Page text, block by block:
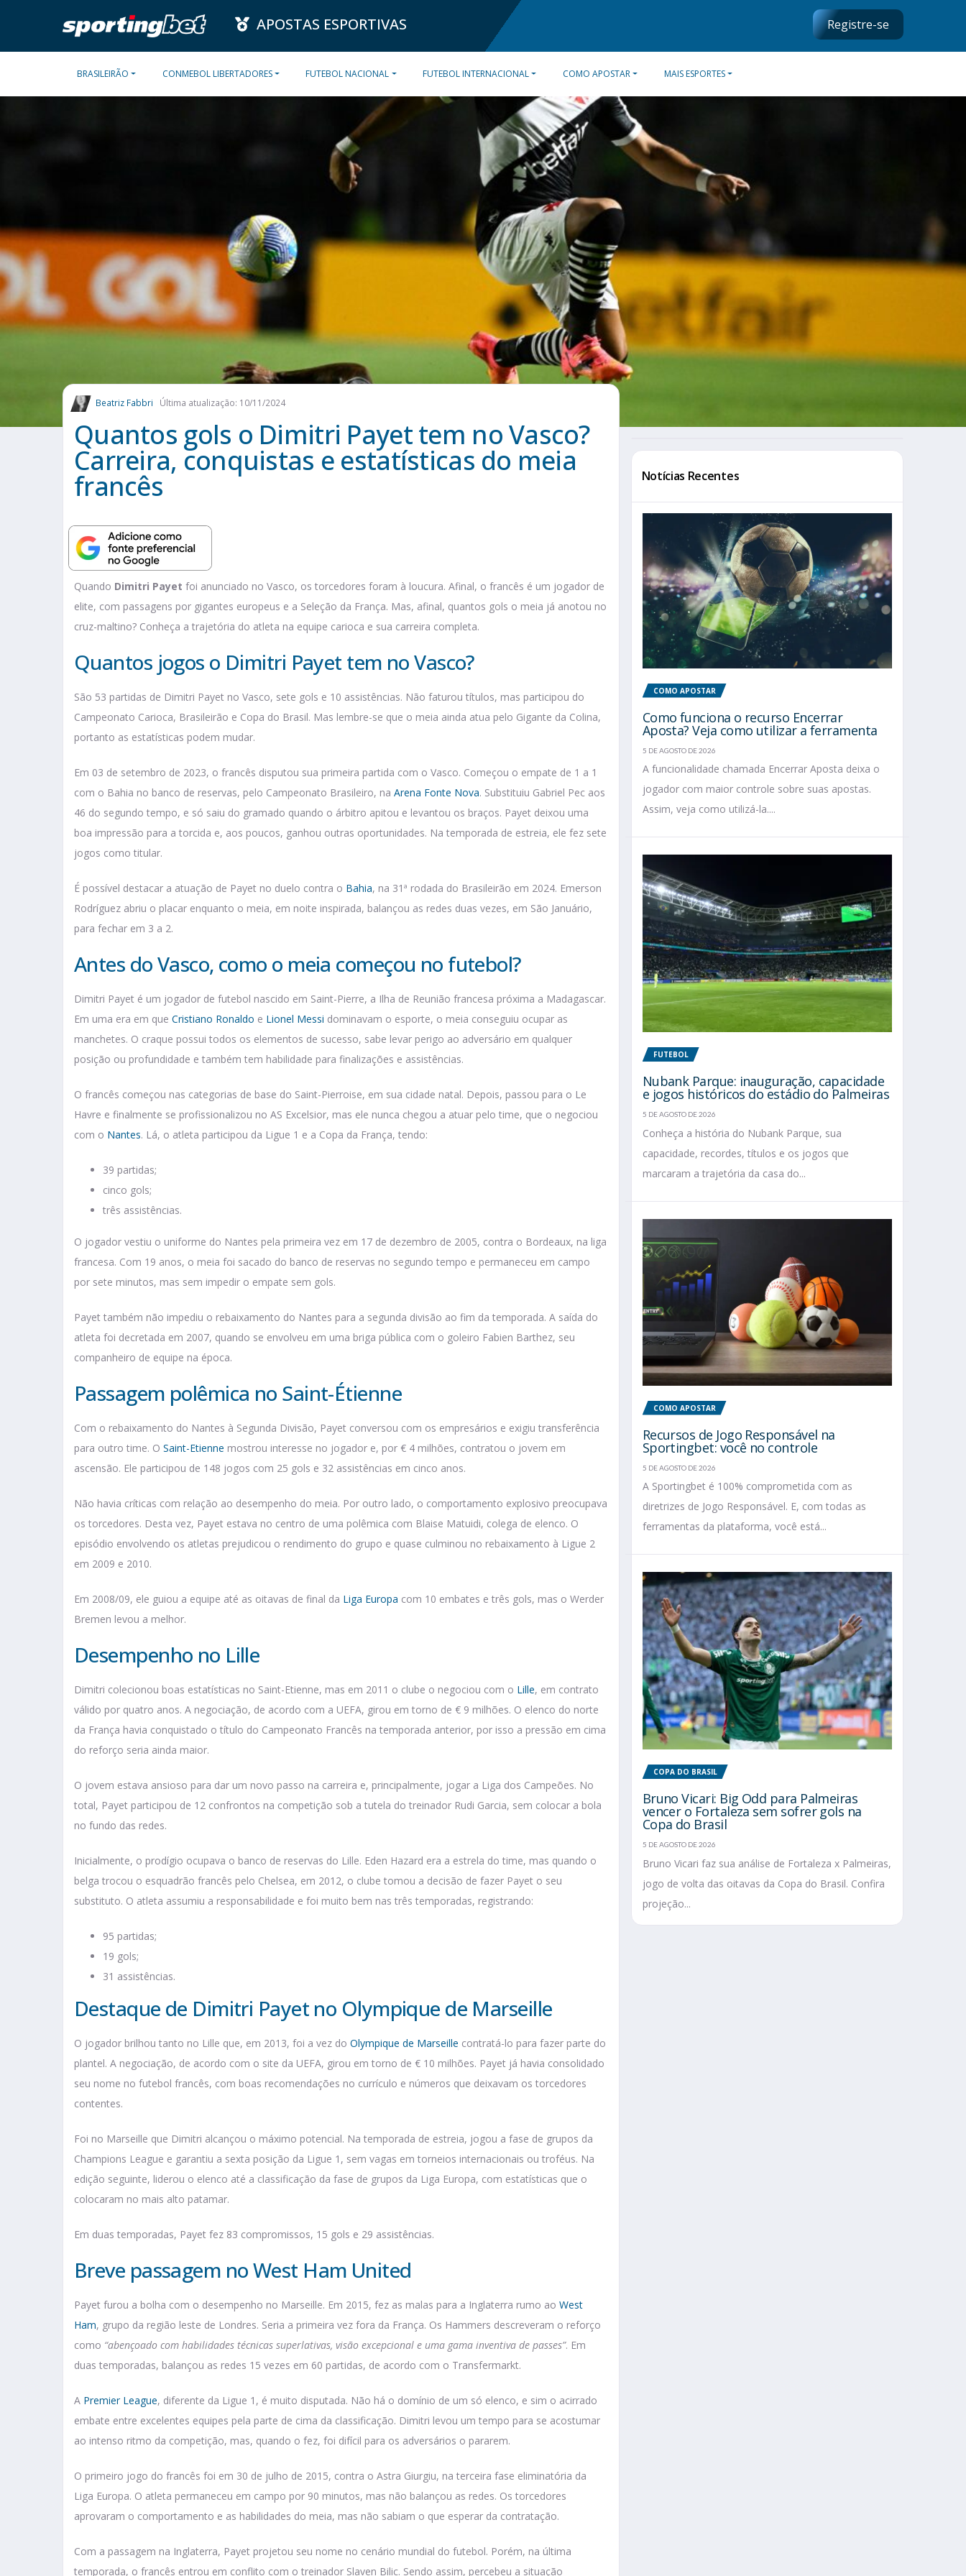
APOSTAS ESPORTIVAS Registre-se
BRASILEIRÃO CONMEBOL LIBERTADORES FUTEBOL NACIONAL FUTEBOL INTERNACIONAL COMO APOSTAR MAIS ESPORTES
Beatriz Fabbri Última atualização: 10/11/2024
Quantos gols o Dimitri Payet tem no Vasco?
Carreira, conquistas e estatísticas do meia
francês
Quando Dimitri Payet foi anunciado no Vasco, os torcedores foram à loucura. Afinal, o francês é um jogador de
elite, com passagens por gigantes europeus e a Seleção da França. Mas, afinal, quantos gols o meia já anotou no
cruz-maltino? Conheça a trajetória do atleta na equipe carioca e sua carreira completa.
Quantos jogos o Dimitri Payet tem no Vasco?
São 53 partidas de Dimitri Payet no Vasco, sete gols e 10 assistências. Não faturou títulos, mas participou do
Campeonato Carioca, Brasileirão e Copa do Brasil. Mas lembre-se que o meia ainda atua pelo Gigante da Colina,
portanto as estatísticas podem mudar.
Em 03 de setembro de 2023, o francês disputou sua primeira partida com o Vasco. Começou o empate de 1 a 1
com o Bahia no banco de reservas, pelo Campeonato Brasileiro, na Arena Fonte Nova. Substituiu Gabriel Pec aos
46 do segundo tempo, e só saiu do gramado quando o árbitro apitou e levantou os braços. Payet deixou uma
boa impressão para a torcida e, aos poucos, ganhou outras oportunidades. Na temporada de estreia, ele fez sete
jogos como titular.
É possível destacar a atuação de Payet no duelo contra o Bahia, na 31ª rodada do Brasileirão em 2024. Emerson
Rodríguez abriu o placar enquanto o meia, em noite inspirada, balançou as redes duas vezes, em São Januário,
para fechar em 3 a 2.
Antes do Vasco, como o meia começou no futebol?
Dimitri Payet é um jogador de futebol nascido em Saint-Pierre, a Ilha de Reunião francesa próxima a Madagascar.
Em uma era em que Cristiano Ronaldo e Lionel Messi dominavam o esporte, o meia conseguiu ocupar as
manchetes. O craque possui todos os elementos de sucesso, sabe levar perigo ao adversário em qualquer
posição ou profundidade e também tem habilidade para finalizações e assistências.
O francês começou nas categorias de base do Saint-Pierroise, em sua cidade natal. Depois, passou para o Le
Havre e finalmente se profissionalizou no AS Excelsior, mas ele nunca chegou a atuar pelo time, que o negociou
com o Nantes. Lá, o atleta participou da Ligue 1 e a Copa da França, tendo:
39 partidas;
cinco gols;
três assistências.
O jogador vestiu o uniforme do Nantes pela primeira vez em 17 de dezembro de 2005, contra o Bordeaux, na liga
francesa. Com 19 anos, o meia foi sacado do banco de reservas no segundo tempo e permaneceu em campo
por sete minutos, mas sem impedir o empate sem gols.
Payet também não impediu o rebaixamento do Nantes para a segunda divisão ao fim da temporada. A saída do
atleta foi decretada em 2007, quando se envolveu em uma briga pública com o goleiro Fabien Barthez, seu
companheiro de equipe na época.
Passagem polêmica no Saint-Étienne
Com o rebaixamento do Nantes à Segunda Divisão, Payet conversou com os empresários e exigiu transferência
para outro time. O Saint-Etienne mostrou interesse no jogador e, por € 4 milhões, contratou o jovem em
ascensão. Ele participou de 148 jogos com 25 gols e 32 assistências em cinco anos.
Não havia críticas com relação ao desempenho do meia. Por outro lado, o comportamento explosivo preocupava
os torcedores. Desta vez, Payet estava no centro de uma polêmica com Blaise Matuidi, colega de elenco. O
episódio envolvendo os atletas prejudicou o rendimento do grupo e quase culminou no rebaixamento à Ligue 2
em 2009 e 2010.
Em 2008/09, ele guiou a equipe até as oitavas de final da Liga Europa com 10 embates e três gols, mas o Werder
Bremen levou a melhor.
Desempenho no Lille
Dimitri colecionou boas estatísticas no Saint-Etienne, mas em 2011 o clube o negociou com o Lille, em contrato
válido por quatro anos. A negociação, de acordo com a UEFA, girou em torno de € 9 milhões. O elenco do norte
da França havia conquistado o título do Campeonato Francês na temporada anterior, por isso a pressão em cima
do reforço seria ainda maior.
O jovem estava ansioso para dar um novo passo na carreira e, principalmente, jogar a Liga dos Campeões. No
total, Payet participou de 12 confrontos na competição sob a tutela do treinador Rudi Garcia, sem colocar a bola
no fundo das redes.
Inicialmente, o prodígio ocupava o banco de reservas do Lille. Eden Hazard era a estrela do time, mas quando o
belga trocou o esquadrão francês pelo Chelsea, em 2012, o clube tomou a decisão de fazer Payet o seu
substituto. O atleta assumiu a responsabilidade e foi muito bem nas três temporadas, registrando:
95 partidas;
19 gols;
31 assistências.
Destaque de Dimitri Payet no Olympique de Marseille
O jogador brilhou tanto no Lille que, em 2013, foi a vez do Olympique de Marseille contratá-lo para fazer parte do
plantel. A negociação, de acordo com o site da UEFA, girou em torno de € 10 milhões. Payet já havia consolidado
seu nome no futebol francês, com boas recomendações no currículo e números que deixavam os torcedores
contentes.
Foi no Marseille que Dimitri alcançou o máximo potencial. Na temporada de estreia, jogou a fase de grupos da
Champions League e garantiu a sexta posição da Ligue 1, sem vagas em torneios internacionais ou troféus. Na
edição seguinte, liderou o elenco até a classificação da fase de grupos da Liga Europa, com estatísticas que o
colocaram no mais alto patamar.
Em duas temporadas, Payet fez 83 compromissos, 15 gols e 29 assistências.
Breve passagem no West Ham United
Payet furou a bolha com o desempenho no Marseille. Em 2015, fez as malas para a Inglaterra rumo ao West
Ham, grupo da região leste de Londres. Seria a primeira vez fora da França. Os Hammers descreveram o reforço
como “abençoado com habilidades técnicas superlativas, visão excepcional e uma gama inventiva de passes”. Em
duas temporadas, balançou as redes 15 vezes em 60 partidas, de acordo com o Transfermarkt.
A Premier League, diferente da Ligue 1, é muito disputada. Não há o domínio de um só elenco, e sim o acirrado
embate entre excelentes equipes pela parte de cima da classificação. Dimitri levou um tempo para se acostumar
ao intenso ritmo da competição, mas, quando o fez, foi difícil para os adversários o pararem.
O primeiro jogo do francês foi em 30 de julho de 2015, contra o Astra Giurgiu, na terceira fase eliminatória da
Liga Europa. O atleta permaneceu em campo por 90 minutos, mas não balançou as redes. Os torcedores
aprovaram o comportamento e as habilidades do meia, mas não sabiam o que esperar da contratação.
Com a passagem na Inglaterra, Payet projetou seu nome no cenário mundial do futebol. Porém, na última
temporada, o francês entrou em conflito com o treinador Slaven Bilic. Sendo assim, percebeu a situação
Notícias Recentes
COMO APOSTAR
Como funciona o recurso Encerrar
Aposta? Veja como utilizar a ferramenta
5 DE AGOSTO DE 2026
A funcionalidade chamada Encerrar Aposta deixa o
jogador com maior controle sobre suas apostas.
Assim, veja como utilizá-la....
FUTEBOL
Nubank Parque: inauguração, capacidade
e jogos históricos do estádio do Palmeiras
5 DE AGOSTO DE 2026
Conheça a história do Nubank Parque, sua
capacidade, recordes, títulos e os jogos que
marcaram a trajetória da casa do...
COMO APOSTAR
Recursos de Jogo Responsável na
Sportingbet: você no controle
5 DE AGOSTO DE 2026
A Sportingbet é 100% comprometida com as
diretrizes de Jogo Responsável. E, com todas as
ferramentas da plataforma, você está...
COPA DO BRASIL
Bruno Vicari: Big Odd para Palmeiras
vencer o Fortaleza sem sofrer gols na
Copa do Brasil
5 DE AGOSTO DE 2026
Bruno Vicari faz sua análise de Fortaleza x Palmeiras,
jogo de volta das oitavas da Copa do Brasil. Confira
projeção...